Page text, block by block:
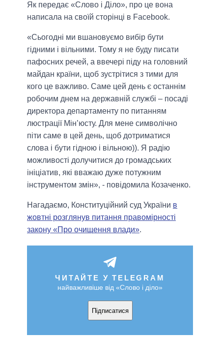
Як передає «Слово і Діло», про це вона
написала на своїй сторінці в Facebook.
«Сьогодні ми вшановуємо вибір бути
гідними і вільними. Тому я не буду писати
пафосних речей, а ввечері піду на головний
майдан країни, щоб зустрітися з тими для
кого це важливо. Саме цей день є останнім
робочим днем на державній службі – посаді
директора департаменту по питанням
люстрації Мін’юсту. Для мене символічно
піти саме в цей день, щоб дотриматися
слова і бути гідною і вільною)). Я радію
можливості долучитися до громадських
ініціатив, які вважаю дуже потужним
інструментом змін», - повідомила Козаченко.
Нагадаємо, Конституційний суд України в
жовтні розглянув питання правомірності
закону «Про очищення влади».
ЧИТАЙТЕ У TELEGRAM
найважливіше від «Слово і діло»
Підписатися